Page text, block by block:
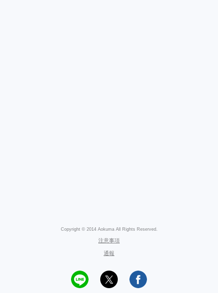
Copyright © 2014 Aokuma All Rights Reserved.
注意事項
通報